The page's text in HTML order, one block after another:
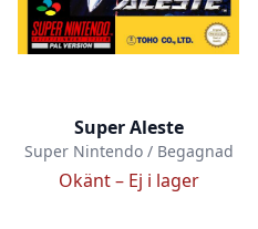
Super Aleste
Super Nintendo / Begagnad
Okänt – Ej i lager